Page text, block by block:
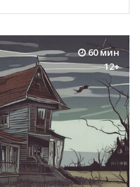
60 мин
12+